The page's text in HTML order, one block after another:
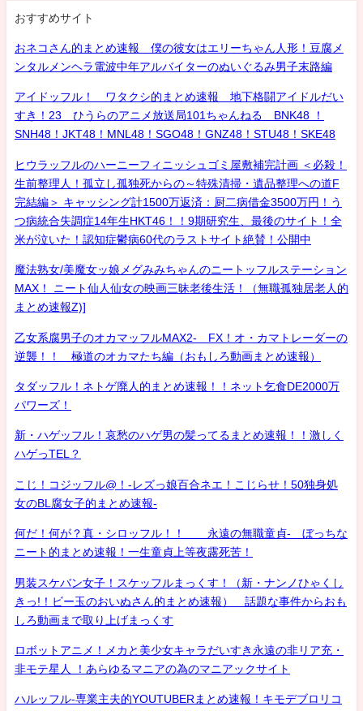
おすすめサイト
おネコさん的まとめ速報 僕の彼女はエリーちゃん人形！豆腐メ
ンタルメンヘラ電波中年アルバイターのぬいぐるみ男子末路編
アイドッフル！ ワタクシ的まとめ速報 地下格闘アイドルだい
すき！23 ひうらのアニメ放送局101ちゃんねる BNK48 ！
SNH48！JKT48！MNL48！SGO48！GNZ48！STU48！SKE48
ヒウラッフルのハーニーフィニッシュゴミ屋敷補完計画 ＜必殺！
生前整理人！孤立し孤独死からの～特殊清掃・遺品整理への道F
完結編＞ キャッシング計1500万返済：厨二病借金3500万円！う
つ病統合失調症14年生HKT46！！9期研究生、最後のサイト！全
米が泣いた！認知症鬱病60代のラストサイト絶賛！公開中
魔法熟女/美魔女ッ娘メグみみちゃんのニートッフルステーション
MAX！ ニート仙人仙女の映画三昧老後生活！（無職孤独居老人的
まとめ速報Z)]
乙女系腐男子のオカマッフルMAX2- FX！オ・カマトレーダーの
逆襲！！ 極道のオカマたち編（おもしろ動画まとめ速報）
タダッフル！ネトゲ廃人的まとめ速報！！ネット乞食DE2000万
パワーズ！
新・ハゲッフル！哀愁のハゲ男の髪ってるまとめ速報！！激しく
ハゲっTEL？
こじ！コジッフル@！-レズっ娘百合ネエ！こじらせ！50独身処
女のBL腐女子的まとめ速報-
何だ！何が？真・シロッフル！！ 永遠の無職童貞- ぼっちな
ニート的まとめ速報！一生童貞上等夜露死苦！
男装スケバン女子！スケッフルまっくす！（新・ナンノひゃくし
きっ!！ビー玉のおいぬさん的まとめ速報） 話題な事件からおも
しろ動画まで取り上げまっくす
ロボットアニメ！メカと美少女キャラだいすき永遠の非リア充・
非モテ星人 ！あらゆるマニアの為のマニアックサイト
ハルッフル-専業主夫的YOUTUBERまとめ速報！キモデブロリコ